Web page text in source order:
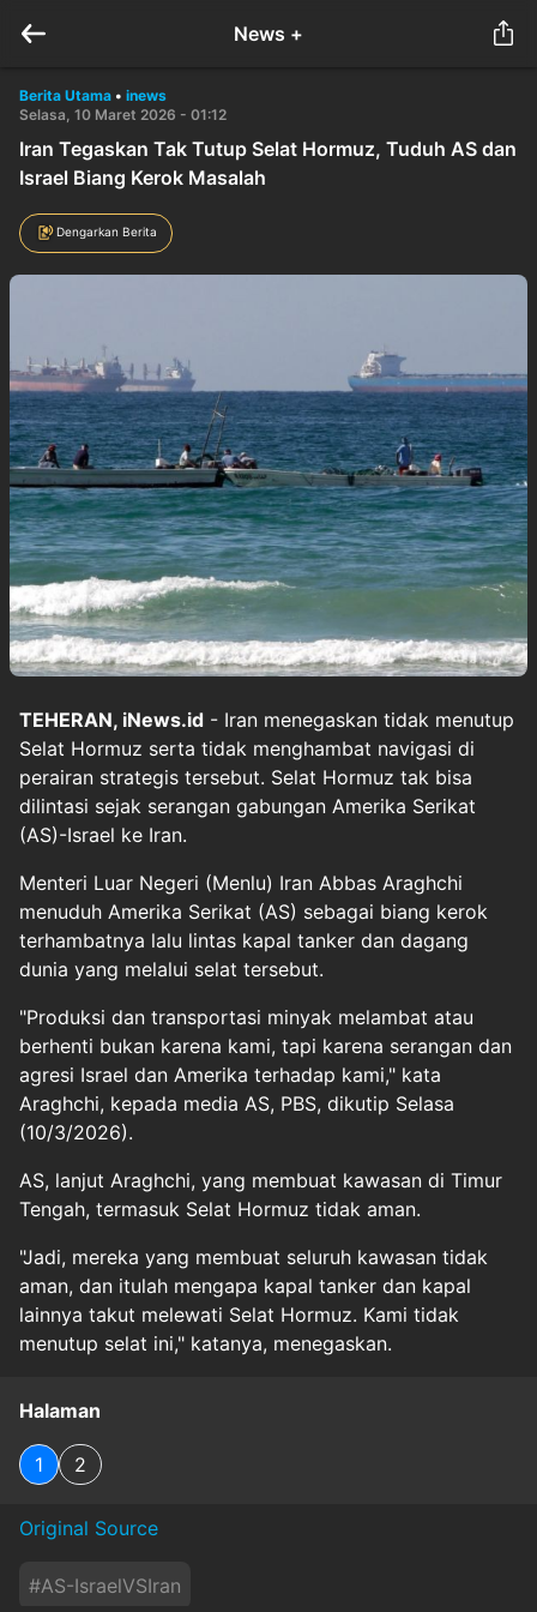
News +
Berita Utama • inews
Selasa, 10 Maret 2026 - 01:12
Iran Tegaskan Tak Tutup Selat Hormuz, Tuduh AS dan
Israel Biang Kerok Masalah
Dengarkan Berita
TEHERAN, iNews.id - Iran menegaskan tidak menutup
Selat Hormuz serta tidak menghambat navigasi di
perairan strategis tersebut. Selat Hormuz tak bisa
dilintasi sejak serangan gabungan Amerika Serikat
(AS)-Israel ke Iran.
Menteri Luar Negeri (Menlu) Iran Abbas Araghchi
menuduh Amerika Serikat (AS) sebagai biang kerok
terhambatnya lalu lintas kapal tanker dan dagang
dunia yang melalui selat tersebut.
"Produksi dan transportasi minyak melambat atau
berhenti bukan karena kami, tapi karena serangan dan
agresi Israel dan Amerika terhadap kami," kata
Araghchi, kepada media AS, PBS, dikutip Selasa
(10/3/2026).
AS, lanjut Araghchi, yang membuat kawasan di Timur
Tengah, termasuk Selat Hormuz tidak aman.
"Jadi, mereka yang membuat seluruh kawasan tidak
aman, dan itulah mengapa kapal tanker dan kapal
lainnya takut melewati Selat Hormuz. Kami tidak
menutup selat ini," katanya, menegaskan.
Halaman
1 2
Original Source
#AS-IsraelVSIran